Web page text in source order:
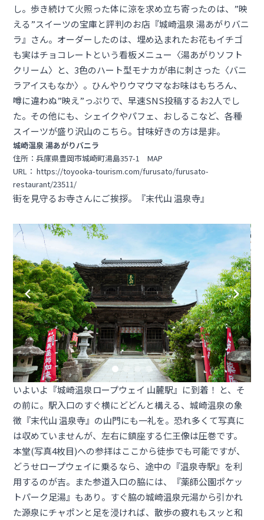
し。歩き続けて火照った体に涼を求め立ち寄ったのは、”映
える”スイーツの宝庫と評判のお店『城崎温泉 湯あがりバニ
ラ』さん。オーダーしたのは、埋め込まれたお花もイチゴ
も実はチョコレートという看板メニュー〈湯あがりソフト
クリーム〉と、3色のハート型モナカが串に刺さった〈バニ
ラアイスもなか〉。ひんやりウマウマなお味はもちろん、
噂に違わぬ”映え”っぷりで、早速SNS投稿するお2人でし
た。その他にも、シェイクやパフェ、おしるこなど、各種
スイーツが盛り沢山のこちら。甘味好きの方は是非。
城崎温泉 湯あがりバニラ
住所：兵庫県豊岡市城崎町湯島357-1MAP
URL：https://toyooka-tourism.com/furusato/furusato-
restaurant/23511/
街を見守るお寺さんにご挨拶。『末代山 温泉寺』
いよいよ『城崎温泉ロープウェイ 山麓駅』に到着！ と、そ
の前に。駅入口のすぐ横にどどんと構える、城崎温泉の象
徴『末代山 温泉寺』の山門にも一礼を。恐れ多くて写真に
は収めていませんが、左右に鎮座する仁王像は圧巻です。
本堂(写真4枚目)への参拝はここから徒歩でも可能ですが、
どうせロープウェイに乗るなら、途中の『温泉寺駅』を利
用するのが吉。また参道入口の脇には、『薬師公園ポケッ
トパーク足湯』もあり。すぐ脇の城崎温泉元湯から引かれ
た源泉にチャポンと足を浸ければ、散歩の疲れもスッと和